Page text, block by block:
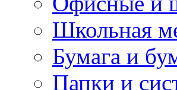
Школьная
Бумага и
Папки и